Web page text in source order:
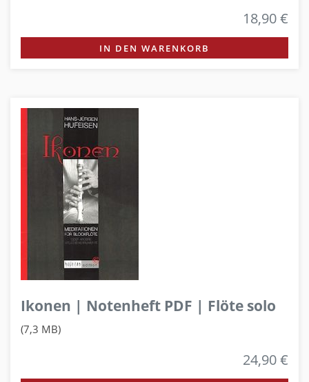
18,90 €
IN DEN WARENKORB
Ikonen | Notenheft PDF | Flöte solo
(7,3 MB)
24,90 €